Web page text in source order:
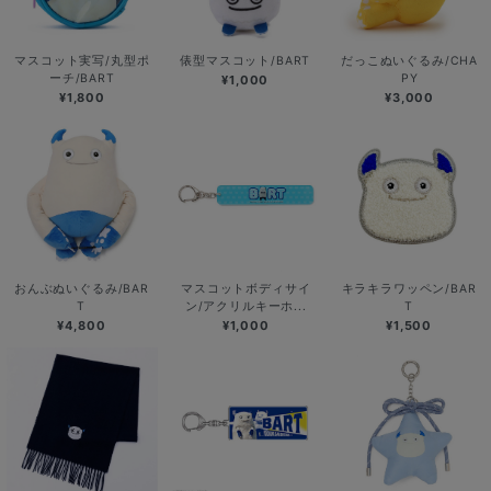
マスコット実写/丸型ポ
ーチ/BART
¥1,800
俵型マスコット/BART
¥1,000
だっこぬいぐるみ/CHA
PY
¥3,000
おんぶぬいぐるみ/BAR
T
¥4,800
マスコットボディサイ
ン/アクリルキーホ...
¥1,000
キラキラワッペン/BAR
T
¥1,500